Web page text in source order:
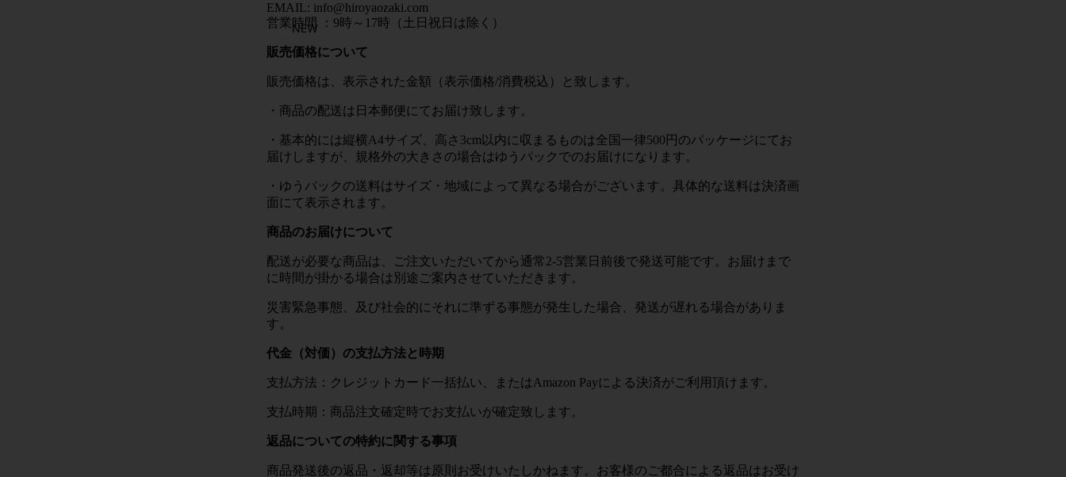
NEW
EMAIL: info@hiroyaozaki.com
営業時間
：9時～ 17時（土日祝日は除く）
販売価格について
販売価格は、表示された金額（表示価格/消費税込）と致します。
・商品の配送は日本郵便にてお届け致します。
・基本的には縦横A4サイズ、高さ 3cm 以内に収まるものは全国一律500 円のパッケージにて お
届けしますが、規格外の大きさの場合はゆうパックでのお届けになります。
・ゆうパックの送料はサイズ・地域によって異なる場合がございます。具体的な送料は決済画
面にて表示されます。
商品のお届けについて
配送が必要な商品は、ご注文いただいてから通常2-5営業日前後で発送可能です。お届けまで
に時間が掛かる場合は別途ご案内させていただきます。
災害緊急事態、及び社会的にそれに準ずる事態が発生した場合、発送が遅れる場合がありま
す。
代金（対価）の支払方法と時期
支払方法：クレジットカード一括払い、または Amazon Payによる決済がご利用頂けます。
支払時期：商品注文確定時でお支払いが確定致します。
返品についての特約に関する事項
商品発送後の返品・返却等は原則お受けいたしかねます。お客様のご都合による返品はお受け